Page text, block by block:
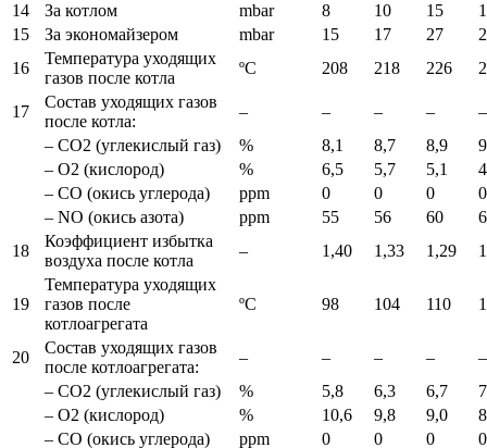
14
За котлом mbar 8 10 15
15
За экономайзером mbar 15 17 27
16
Температура уходящих
газов после котла
ºC 208 218 226
17
Состав уходящих газов
после котла:
– – – –
–
– СО2 (углекислый газ)
% 8,1 8,7 8,9
– О2 (кислород)
% 6,5 5,7 5,1
– СО (окись углерода)
ppm 0 0 0
0
– NO (окись азота)
ppm 55 56 60
18
Коэффициент избытка
воздуха после котла
– 1,40 1,33 1,29
19
Температура уходящих
газов после
котлоагрегата
ºC 98 104 110
20
Состав уходящих газов
после котлоагрегата:
– – – –
–
– СО2 (углекислый газ)
% 5,8 6,3 6,7
– О2 (кислород)
% 10,6 9,8 9,0
– СО (окись углерода)
ppm 0 0 0 0